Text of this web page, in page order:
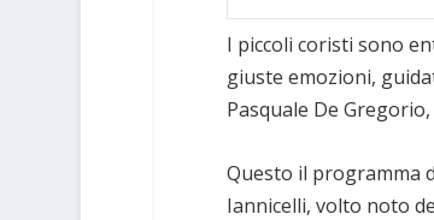
I piccoli coristi sono
giuste emozioni,
Pasquale De
Questo il programma
Iannicelli, volto noto